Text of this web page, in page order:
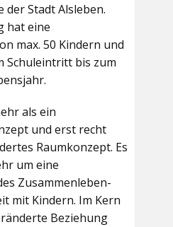
der Stadt Alsleben.
hat eine
max. 50 Kindern und
Schuleintritt bis zum
als ein
und erst recht
Raumkonzept. Es
um eine
Zusammenleben-
mit Kindern. Im Kern
Beziehung